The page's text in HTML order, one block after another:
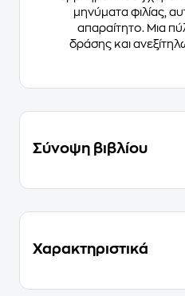
μηνύματα φιλίας,
απαραίτητο. Μια
δράσης και
Σύνοψη βιβλίου
Χαρακτηριστικά